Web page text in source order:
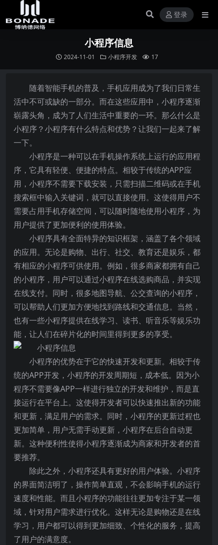
登录
小程序信息
2024-11-01 小程序开发 17
随着智能手机的普及，手机应用成为了我们日常生
活中不可或缺的一部分。而在这些应用中，小程序逐渐
崭露头角，成为了人们生活中重要的一环。那么什么是
小程序？小程序有什么特点和优势？让我们一起来了解
一下。
小程序是一种可以在手机操作系统上运行的应用程
序，它具有轻便、便捷的特点。相较于传统的APP应
用，小程序不需要下载安装，只需扫描二维码或在手机
搜索框中输入关键词，就可以直接使用。这使得用户不
需要占用手机存储空间，可以随时随地使用小程序，为
用户提供了更加便利的使用体验。
小程序具有全面特异的知识框架，涵盖了各个领域
的应用。无论是购物、出行、社交、教育还是娱乐，都
有相应的小程序可供使用。例如，很多商家都拥有自己
的小程序，用户可以通过小程序在线选购商品，并实现
在线支付。同时，很多地图导航、公交查询的小程序，
可以帮助人们更加方便地找到路线和交通信息。当然，
也有一些小程序提供在线学习、读书、听音乐等娱乐功
能，让人们在碎片化的时间里得到更多的享受。
小程序的优势在于它的快速开发和更新。相较于传
统的APP开发，小程序的开发周期短，成本低。因为小
程序不需要像APP一样进行独立的开发和维护，而是直
接运行在平台上。这使得开发者可以快速推出新的功能
和更新，满足用户的需求。同时，小程序的更新过程也
更加简单，用户无需手动更新，小程序在后台自动更
新。这种便利性使得小程序逐渐成为商家和开发者的首
要推荐。
除此之外，小程序还具有更好的用户体验。小程序
的界面简洁明了，操作简单直观，不会影响手机的运行
速度和性能。而且小程序的功能往往更加专注于某一领
域，针对用户需求进行优化。这样无论是购物还是在线
学习，用户都可以得到更加细致、个性化的服务，提高
了用户的满意度。